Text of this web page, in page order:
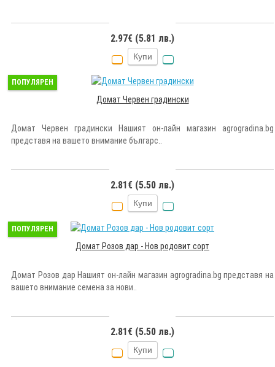
2.97€ (5.81 лв.)
Купи
ПОПУЛЯРЕН
Домат Червен градински
Домат Червен градински Нашият он-лайн магазин agrogradina.bg
представя на вашето внимание българс..
2.81€ (5.50 лв.)
Купи
ПОПУЛЯРЕН
Домат Розов дар - Нов родовит сорт
Домат Розов дар Нашият он-лайн магазин agrogradina.bg представя на
вашето внимание семена за нови..
2.81€ (5.50 лв.)
Купи